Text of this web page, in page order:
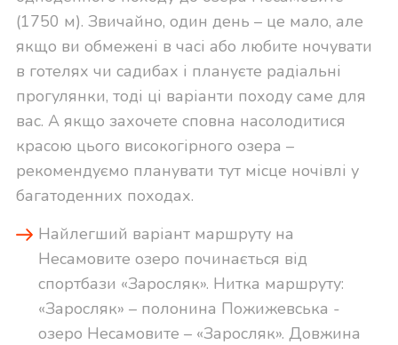
(1750 м). Звичайно, один день – це мало, але
якщо ви обмежені в часі або любите ночувати
в готелях чи садибах і плануєте радіальні
прогулянки, тоді ці варіанти походу саме для
вас. А якщо захочете сповна насолодитися
красою цього високогірного озера –
рекомендуємо планувати тут місце ночівлі у
багатоденних походах.
Найлегший варіант маршруту на
Несамовите озеро починається від
спортбази «Заросляк». Нитка маршруту:
«Заросляк» – полонина Пожижевська -
озеро Несамовите – «Заросляк». Довжина